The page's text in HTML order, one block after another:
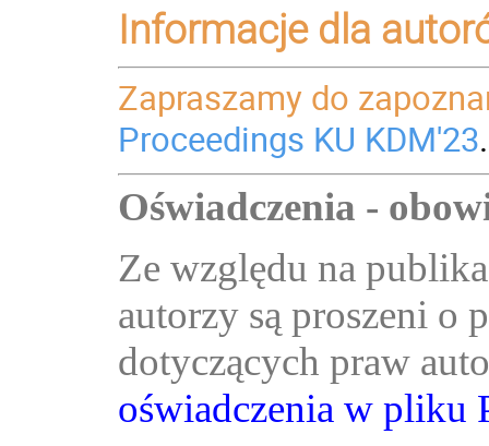
Informacje dla
Zapraszamy do
Proceedings KU KDM'23.
Oświadczenia -
Ze względu na
autorzy są proszeni o
dotyczących praw
oświadczenia w pliku